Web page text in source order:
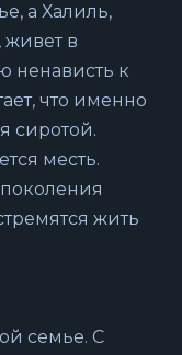
а Халиль,
в
ненависть к
что именно
сиротой.
месть.
жить
семье. С